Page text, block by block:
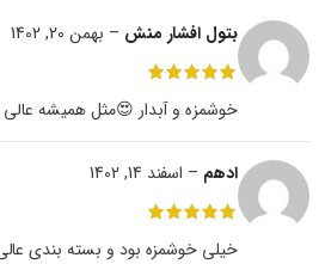
بتول افشار منش – بهمن 20, 1402
خوشمزه و آبدار 😍مثل همیشه عالی
ادهم – اسفند 14, 1402
خیلی خوشمزه بود و بسته بندی